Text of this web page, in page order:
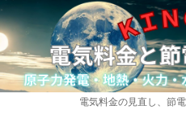
電気料金の見直し、節